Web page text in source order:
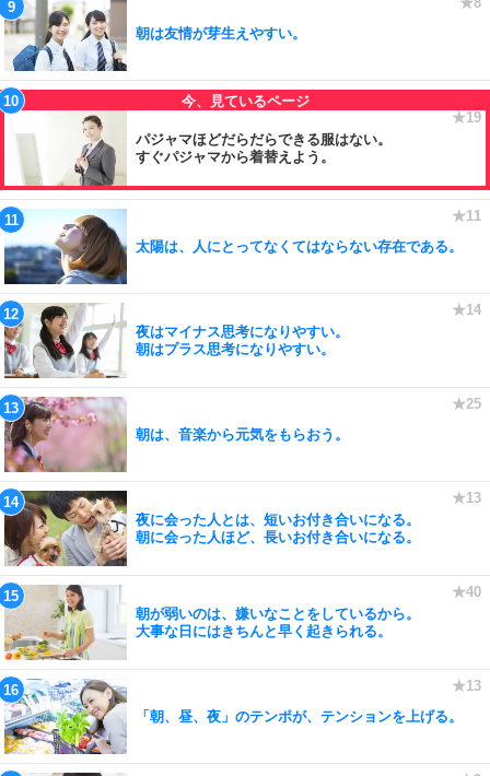
朝は友情が芽生えやすい。
パジャマほどだらだらできる服はない。
すぐパジャマから着替えよう。
太陽は、人にとってなくてはならない存在である。
夜はマイナス思考になりやすい。
朝はプラス思考になりやすい。
朝は、音楽から元気をもらおう。
夜に会った人とは、短いお付き合いになる。
朝に会った人ほど、長いお付き合いになる。
朝が弱いのは、嫌いなことをしているから。
大事な日にはきちんと早く起きられる。
「朝、昼、夜」のテンポが、テンションを上げる。